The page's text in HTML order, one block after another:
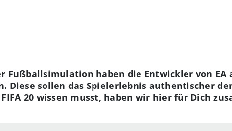
Fußballsimulation haben die Entwickler von EA
Diese sollen das Spielerlebnis authentischer
20 wissen musst, haben wir hier für Dich